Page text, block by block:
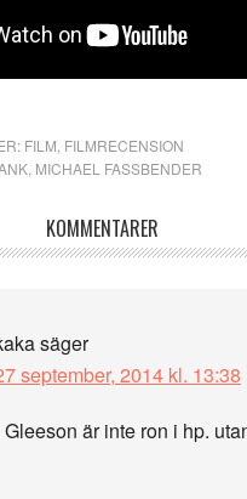
FILM FILMRECENSION
, MICHAEL FASSBENDER
KOMMENTARER
säger
september, 2014 kl. 13:38
är inte ron i hp.